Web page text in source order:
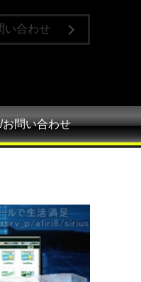
い合わせ
問い合わせ